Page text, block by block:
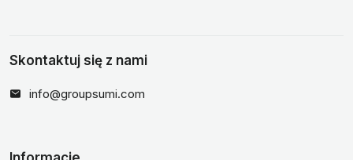
Skontaktuj się z nami
info@groupsumi.com